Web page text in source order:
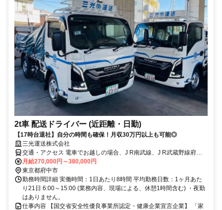
2t車 配送ドライバー (近距離・日勤)
【17時台退社】自分の時間も確保！月収30万円以上も可能◎
三光運送株式会社
交通・アクセス 電車でお越しの場合、J R南武線、J R武蔵野線府中
本町駅より徒歩10分
月給270,000円～380,000円
東京都府中市
勤務時間詳細 実働時間：1日あたり8時間 平均勤務日数：1ヶ月あた
り21日 6:00～15:00 (業務内容、現場による、休憩1時間含む) ・夜勤
はありません。
仕事内容 【国交省安全性優良事業所認定・健康企業宣言企業】 「家